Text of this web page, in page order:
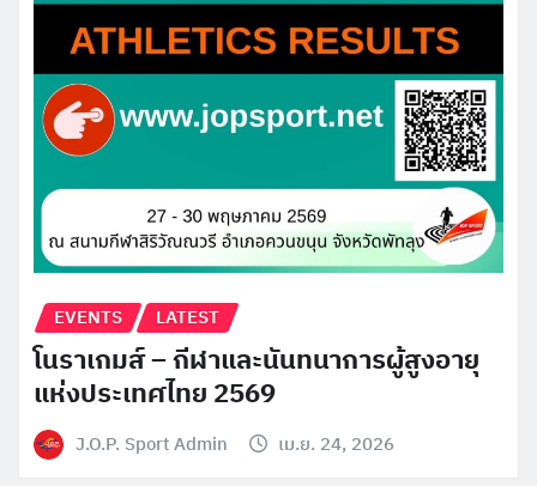
EVENTS LATEST
โนราเกมส์ – กีฬาและนันทนาการผู้สูงอายุ
แห่งประเทศไทย 2569
J.O.P. Sport Admin เม.ย. 24, 2026